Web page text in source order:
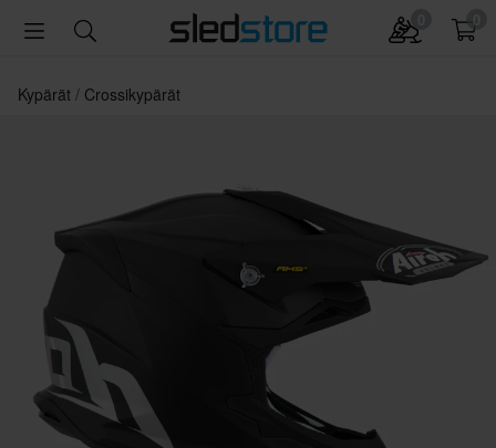
Kypärät Crossikypärät